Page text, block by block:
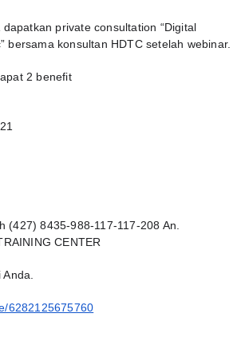
dapatkan private consultation “Digital
bersama konsultan HDTC setelah webinar.
2 benefit
(427) 8435-988-117-117-208 An.
CENTER
6282125675760